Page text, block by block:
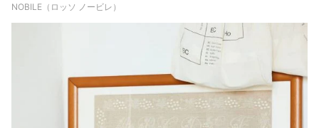
NOBILE（ロッソ ノービレ）